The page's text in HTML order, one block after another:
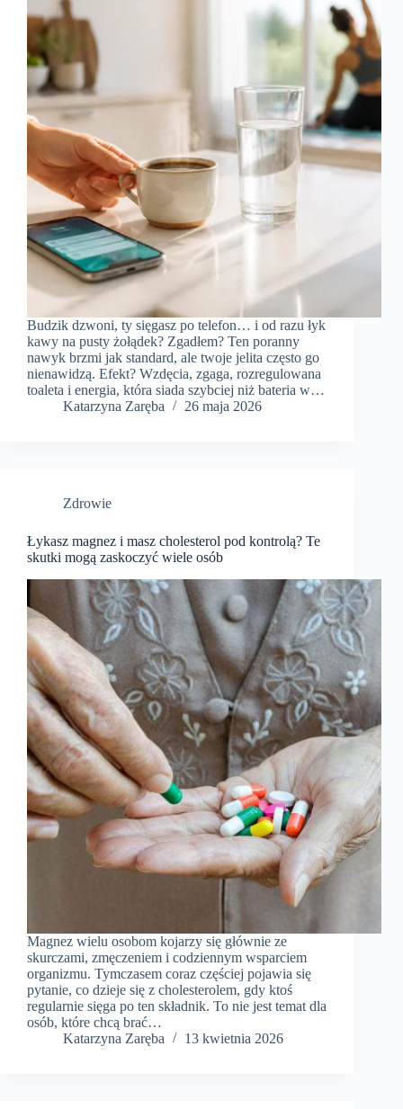
Budzik dzwoni, ty sięgasz po telefon… i od razu łyk
kawy na pusty żołądek? Zgadłem? Ten poranny
nawyk brzmi jak standard, ale twoje jelita często go
nienawidzą. Efekt? Wzdęcia, zgaga, rozregulowana
toaleta i energia, która siada szybciej niż bateria w…
Katarzyna Zaręba
26 maja 2026
Zdrowie
Łykasz magnez i masz cholesterol pod kontrolą? Te
skutki mogą zaskoczyć wiele osób
Magnez wielu osobom kojarzy się głównie ze
skurczami, zmęczeniem i codziennym wsparciem
organizmu. Tymczasem coraz częściej pojawia się
pytanie, co dzieje się z cholesterolem, gdy ktoś
regularnie sięga po ten składnik. To nie jest temat dla
osób, które chcą brać…
Katarzyna Zaręba
13 kwietnia 2026